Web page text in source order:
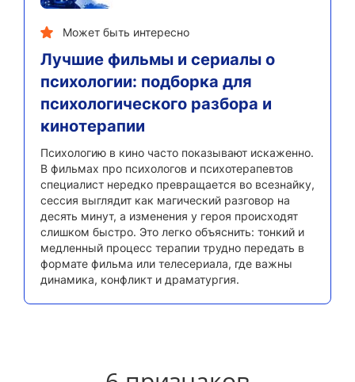
Может быть интересно
Лучшие фильмы и сериалы о
психологии: подборка для
психологического разбора и
кинотерапии
Психологию в кино часто показывают искаженно.
В фильмах про психологов и психотерапевтов
специалист нередко превращается во всезнайку,
сессия выглядит как магический разговор на
десять минут, а изменения у героя происходят
слишком быстро. Это легко объяснить: тонкий и
медленный процесс терапии трудно передать в
формате фильма или телесериала, где важны
динамика, конфликт и драматургия.